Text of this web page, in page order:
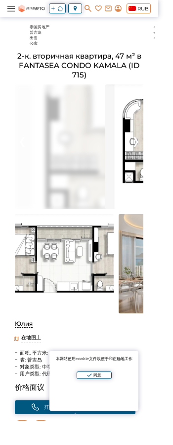
RUB
泰国房地产
普吉岛
出售
公寓
2-к. вторичная квартира, 47 м² в
FANTASEA CONDO KAMALA (ID
715)
Юлия
在地图上
面积, 平方米: 47
省: 普吉岛
对象类型: 中学
用户类型: 代理人
价格面议
打电话
本网站使用cookie文件以便于和正确地工作
同意